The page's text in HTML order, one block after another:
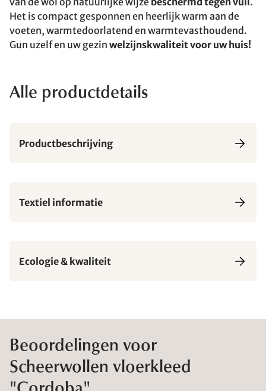
Het is compact gesponnen en heerlijk warm aan de
voeten, warmtedoorlatend en warmtevasthoudend.
Gun uzelf en uw gezin welzijnskwaliteit voor uw huis!
Alle productdetails
Productbeschrijving
Textiel informatie
Ecologie & kwaliteit
Beoordelingen voor
Scheerwollen vloerkleed